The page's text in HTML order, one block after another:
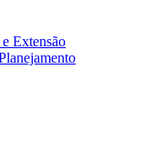
Extensão